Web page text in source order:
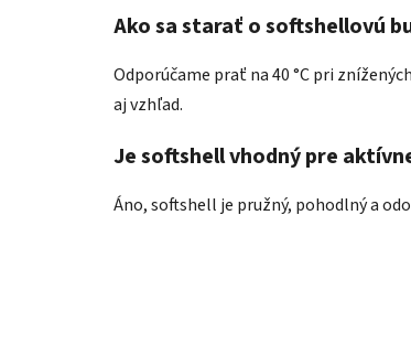
Ako sa starať o softshellovú
Odporúčame prať na 40 °C pri
aj vzhľad.
Je softshell vhodný pre
Áno, softshell je pružný, pohodlný a